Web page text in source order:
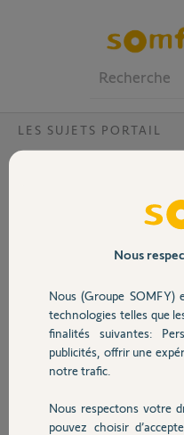
Volet
Sécurité
Domotique
Chauffage
LES SUJETS PORTAIL
brancher un
Nous
Nous (Groupe SOMFY)
technologies telles que
finalités suivantes:
publicités, offrir une
notre trafic.
Nous respectons votre
pouvez choisir